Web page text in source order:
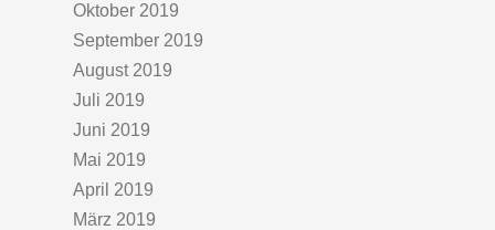
Oktober 2019
September 2019
August 2019
Juli 2019
Juni 2019
Mai 2019
April 2019
März 2019